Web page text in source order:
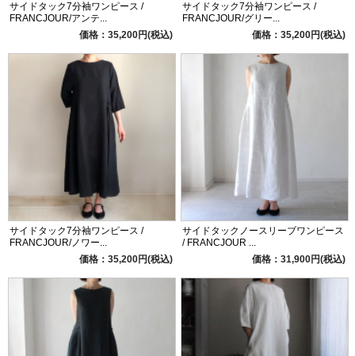
サイドタック7分袖ワンピース /
FRANCJOUR/アンテ...
価格：35,200円(税込)
サイドタック7分袖ワンピース /
FRANCJOUR/グリー...
価格：35,200円(税込)
サイドタック7分袖ワンピース /
FRANCJOUR/ノワー...
価格：35,200円(税込)
サイドタックノースリーブワンピース
/ FRANCJOUR ...
価格：31,900円(税込)